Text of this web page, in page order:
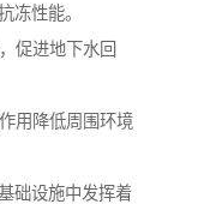
冻性能。
促进地下水回
用降低周围环境
础设施中发挥着